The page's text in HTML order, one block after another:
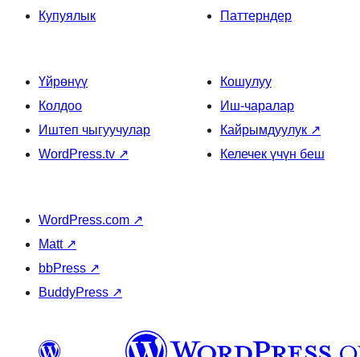
Купуялык
Паттерндер
Үйрөнүү
Колдоо
Иштеп чыгуучулар
WordPress.tv ↗
Кошулуу
Иш-чаралар
Кайрымдуулук ↗
Келечек үчүн беш
WordPress.com ↗
Matt ↗
bbPress ↗
BuddyPress ↗